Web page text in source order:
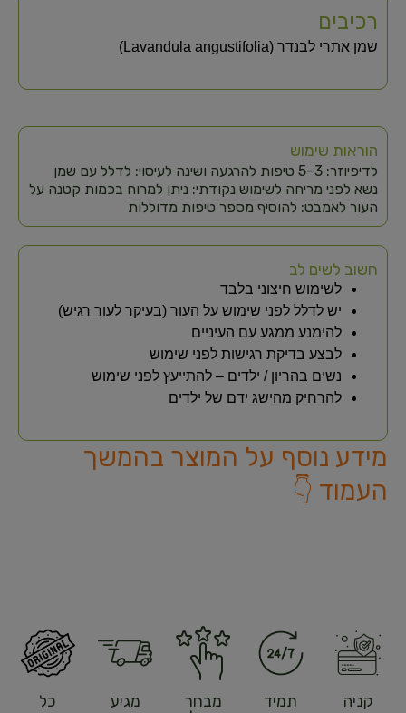
רכיבים
שמן אתרי לבנדר (Lavandula angustifolia)
הוראות שימוש
לדיפיוזר: 3–5 טיפות להרגעה ושינה לעיסוי: לדלל עם שמן
נשא לפני מריחה לשימוש נקודתי: ניתן למרוח בכמות קטנה על
העור לאמבט: להוסיף מספר טיפות מדוללות
חשוב לשים לב
לשימוש חיצוני בלבד
יש לדלל לפני שימוש על העור (בעיקר לעור רגיש)
להימנע ממגע עם העיניים
לבצע בדיקת רגישות לפני שימוש
נשים בהריון / ילדים – להתייעץ לפני שימוש
להרחיק מהישג ידם של ילדים
מידע נוסף על המוצר בהמשך
העמוד 👇
קניה
תמיד
מבחר
מגיע
כל